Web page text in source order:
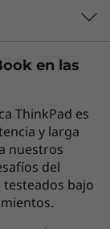
pueden
mismo,
debe ser
las
producto
la sección
o con un
física.
en las
ThinkPad es
y larga
nuestros
del
bajo